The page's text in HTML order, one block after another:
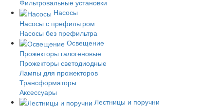
Фильтровальные установки
Насосы
Насосы с префильтром
Насосы без префильтра
Освещение
Прожекторы галогеновые
Прожекторы светодиодные
Лампы для прожекторов
Трансформаторы
Аксессуары
Лестницы и поручни